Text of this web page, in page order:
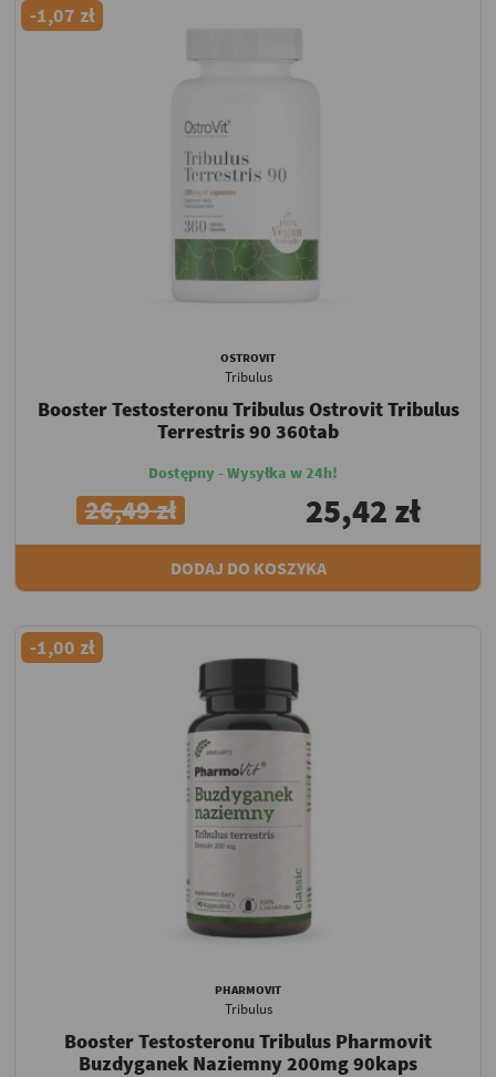
-1,07 zł
OSTROVIT
Tribulus
Booster Testosteronu Tribulus Ostrovit Tribulus
Terrestris 90 360tab
Dostępny - Wysyłka w 24h!
26,49 zł 25,42 zł
DODAJ DO KOSZYKA
-1,00 zł
PHARMOVIT
Tribulus
Booster Testosteronu Tribulus Pharmovit
Buzdyganek Naziemny 200mg 90kaps